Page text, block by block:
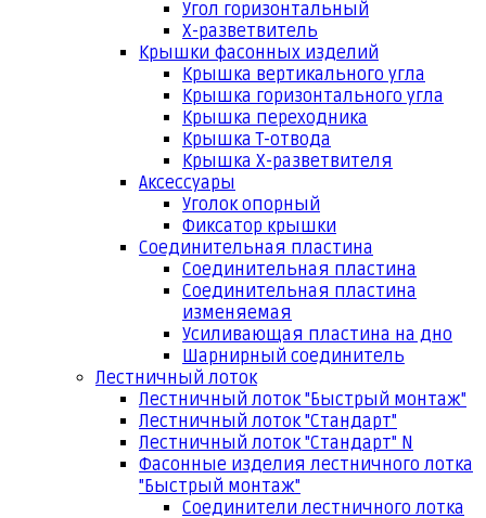
Угол горизонтальный
Х-разветвитель
Крышки фасонных изделий
Крышка вертикального угла
Крышка горизонтального угла
Крышка переходника
Крышка Т-отвода
Крышка Х-разветвителя
Аксессуары
Уголок опорный
Фиксатор крышки
Соединительная пластина
Соединительная пластина
Соединительная пластина
изменяемая
Усиливающая пластина на дно
Шарнирный соединитель
Лестничный лоток
Лестничный лоток "Быстрый монтаж"
Лестничный лоток "Стандарт"
Лестничный лоток "Стандарт" N
Фасонные изделия лестничного лотка
"Быстрый монтаж"
Соединители лестничного лотка